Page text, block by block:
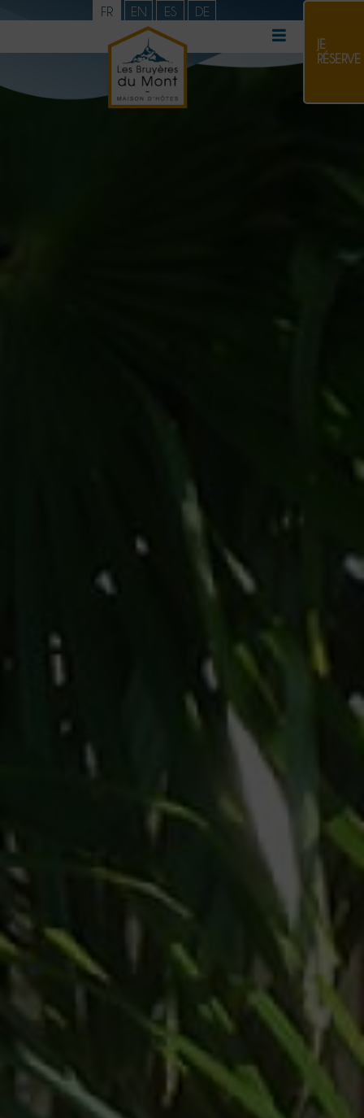
FR EN ES DE
JE
RÉSERVE